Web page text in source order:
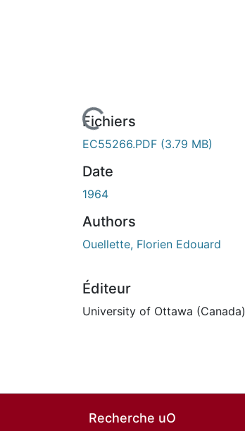
En cours de chargement...
Fichiers
EC55266.PDF (3.79 MB)
Date
1964
Authors
Ouellette, Florien Edouard
Éditeur
University of Ottawa (Canada)
Recherche uO